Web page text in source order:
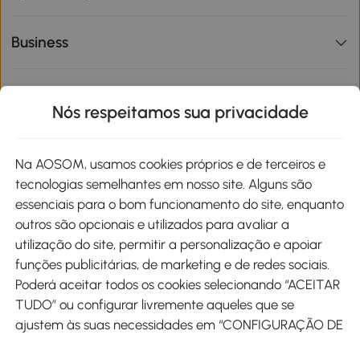
Business
Métodos de pagamento
Envio
Nós respeitamos sua privacidade
Na AOSOM, usamos cookies próprios e de terceiros e
tecnologias semelhantes em nosso site. Alguns são
essenciais para o bom funcionamento do site, enquanto
outros são opcionais e utilizados para avaliar a
utilização do site, permitir a personalização e apoiar
funções publicitárias, de marketing e de redes sociais.
Poderá aceitar todos os cookies selecionando “ACEITAR
TUDO” ou configurar livremente aqueles que se
ajustem às suas necessidades em “CONFIGURAÇÃO DE